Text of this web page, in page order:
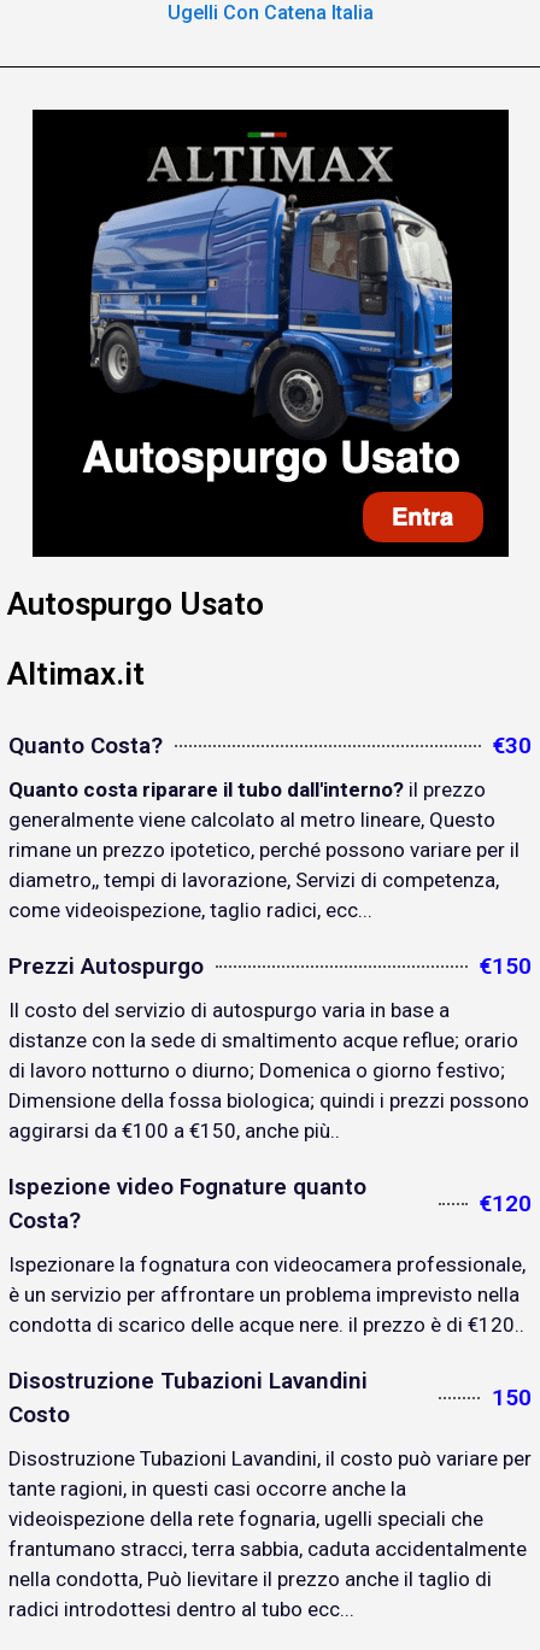
Ugelli Con Catena Italia
Autospurgo Usato
Altimax.it
Quanto Costa? €30
Quanto costa riparare il tubo dall'interno? il prezzo
generalmente viene calcolato al metro lineare, Questo
rimane un prezzo ipotetico, perché possono variare per il
diametro,, tempi di lavorazione, Servizi di competenza,
come videoispezione, taglio radici, ecc...
Prezzi Autospurgo €150
Il costo del servizio di autospurgo varia in base a
distanze con la sede di smaltimento acque reflue; orario
di lavoro notturno o diurno; Domenica o giorno festivo;
Dimensione della fossa biologica; quindi i prezzi possono
aggirarsi da €100 a €150, anche più..
Ispezione video Fognature quanto
Costa?
€120
Ispezionare la fognatura con videocamera professionale,
è un servizio per affrontare un problema imprevisto nella
condotta di scarico delle acque nere. il prezzo è di €120..
Disostruzione Tubazioni Lavandini
Costo
150
Disostruzione Tubazioni Lavandini, il costo può variare per
tante ragioni, in questi casi occorre anche la
videoispezione della rete fognaria, ugelli speciali che
frantumano stracci, terra sabbia, caduta accidentalmente
nella condotta, Può lievitare il prezzo anche il taglio di
radici introdottesi dentro al tubo ecc...